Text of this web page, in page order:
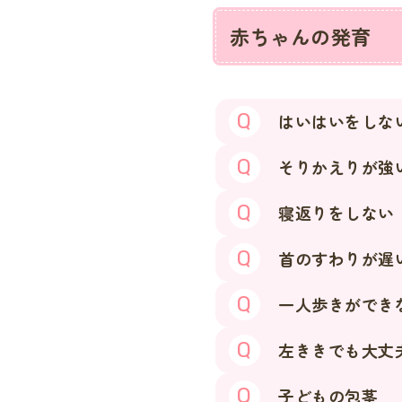
赤ちゃんの発育
はいはいをしな
そりかえりが強
寝返りをしない
首のすわりが遅
一人歩きができ
左ききでも大丈
子どもの包茎